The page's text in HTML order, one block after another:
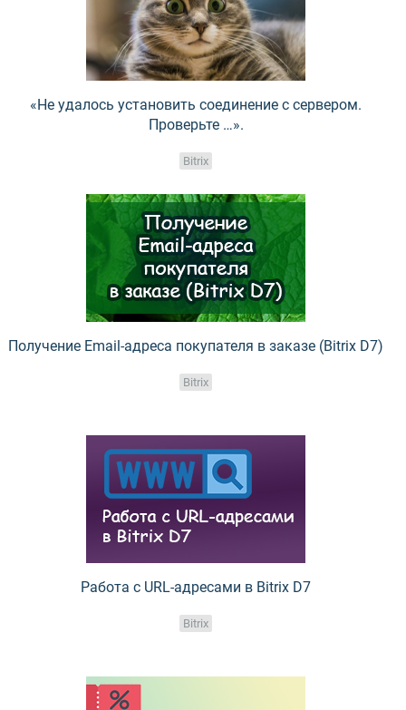
«Не удалось установить соединение с сервером.
Проверьте …».
Bitrix
Получение Email-адреса покупателя в заказе (Bitrix D7)
Bitrix
Работа с URL-адресами в Bitrix D7
Bitrix